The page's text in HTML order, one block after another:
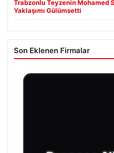
Trabzonlu Teyzenin Mohamed
Yaklaşımı Gülümsetti
Son Eklenen Firmalar